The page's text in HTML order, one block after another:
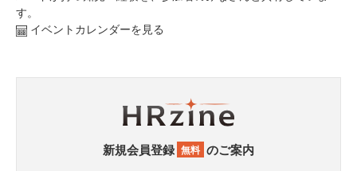
す。
イベントカレンダーを見る
新規会員登録 無料 のご案内